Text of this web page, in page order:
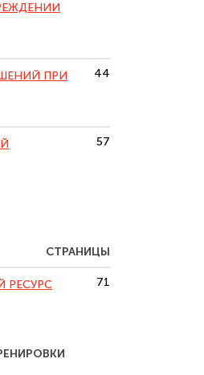
ПРИ
44
57
СТРАНИЦЫ
РЕСУРС
71